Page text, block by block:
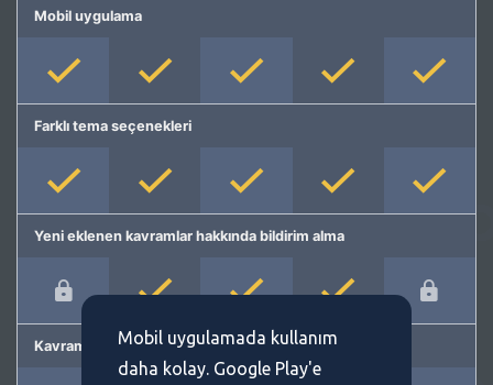
Mobil uygulama
Farklı tema seçenekleri
Yeni eklenen kavramlar hakkında bildirim alma
Kavram önermeMobil uygulamada kullanım
daha kolay. Google Play'e